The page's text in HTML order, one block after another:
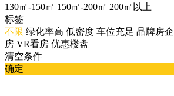
130㎡-150㎡ 150㎡-200㎡ 200㎡以上
标签
不限 绿化率高 低密度 车位充足 品牌房企
房 VR看房 优惠楼盘
清空条件
确定